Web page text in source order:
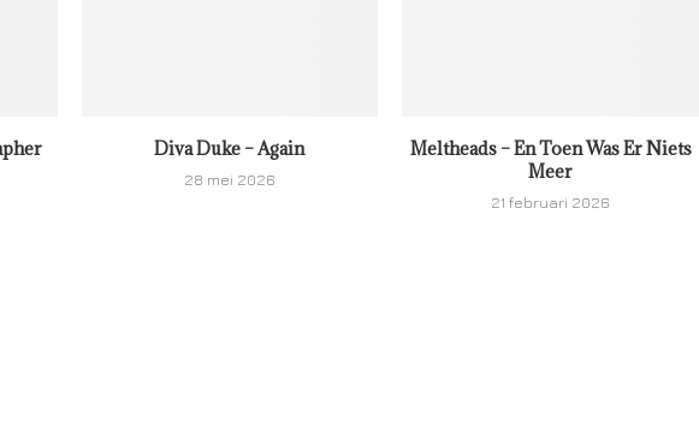
Diva Duke – Again
28 mei 2026
Meltheads – En Toen Was Er Niets
Meer
21 februari 2026